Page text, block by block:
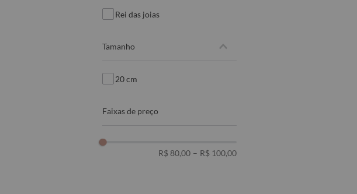
rei das joias
tamanho
20 cm
faixas de preço
R$ 80,00 – R$ 100,00